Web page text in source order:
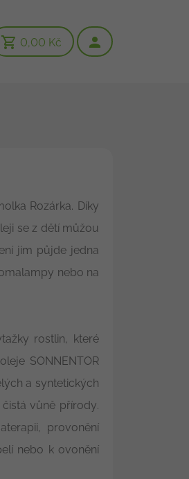
0,00 Kč
Rozárka. Díky
se z dětí můžou
jim půjde jedna
nebo na
rostlin, které
SONNENTOR
a syntetických
vůně přírody.
provonění
nebo k ovonění